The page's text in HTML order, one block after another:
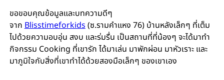
ขอขอบคุณข้อมูลและบทความดีๆ
จากBlisstimeforkids(ซ.รามคำแหง 76) บ้านหลังเล็กๆ ที่เต็ม
ไปด้วยความอบอุ่น สงบ และร่มรื่น เป็นสถานที่ที่น้องๆ จะได้มาทำ
กิจกรรม Cooking ที่เขารัก ได้มาเล่น มาพักผ่อน มาหัวเราะ และ
มาภูมิใจกับสิ่งที่เขาทำได้ด้วยสองมือเล็กๆ ของเขาเอง